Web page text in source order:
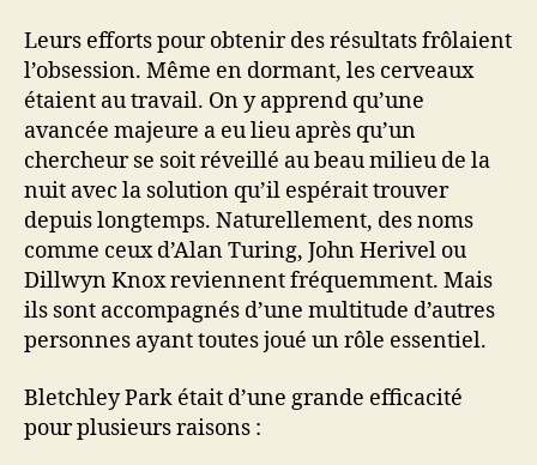
Leurs efforts pour obtenir des résultats frôlaient
l’obsession. Même en dormant, les cerveaux
étaient au travail. On y apprend qu’une
avancée majeure a eu lieu après qu’un
chercheur se soit réveillé au beau milieu de la
nuit avec la solution qu’il espérait trouver
depuis longtemps. Naturellement, des noms
comme ceux d’Alan Turing, John Herivel ou
Dillwyn Knox reviennent fréquemment. Mais
ils sont accompagnés d’une multitude d’autres
personnes ayant toutes joué un rôle essentiel.
Bletchley Park était d’une grande efficacité
pour plusieurs raisons :